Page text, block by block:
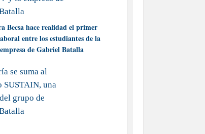
Becsa hace realidad el primer
entre los estudiantes de la
de Gabriel Batalla